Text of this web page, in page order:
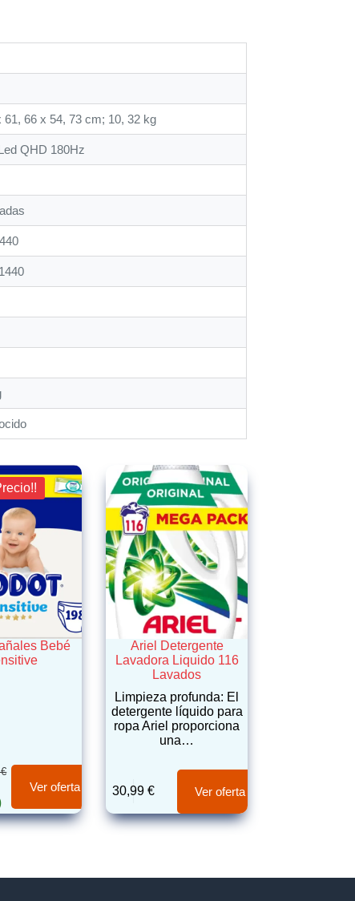
61, 66 x 54, 73 cm; 10, 32 kg
QHD 180Hz
Bebé
€
Ver oferta
Ariel Detergente
Lavadora Liquido 116
Lavados
Limpieza profunda: El
detergente líquido para
ropa Ariel proporciona
una…
30,99 € Ver oferta